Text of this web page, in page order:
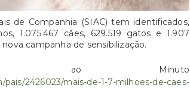
de Companhia (SIAC) tem identificados,
1.075.467 cães, 629.519 gatos e 1.907
campanha de sensibilização.
ao Minuto
2426023/mais-de-1-7-milhoes-de-caes-